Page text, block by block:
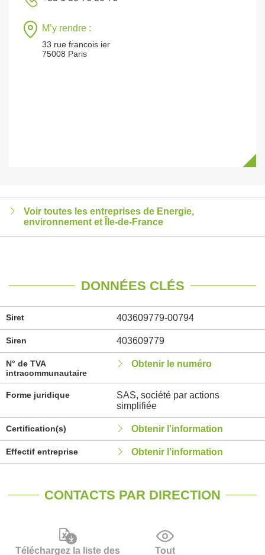
M’y rendre :
33 rue francois ier
75008 Paris
Voir toutes les entreprises de Energie,
environnement et Île-de-France
DONNÉES CLÉS
Siret 403609779-00794
Siren 403609779
N° de TVA
intracommunautaire
Obtenir le numéro
Forme juridique
SAS, société par actions
simplifiée
Certification(s) Obtenir l'information
Effectif entreprise Obtenir l'information
CONTACTS PAR DIRECTION
Téléchargez la liste des Tout